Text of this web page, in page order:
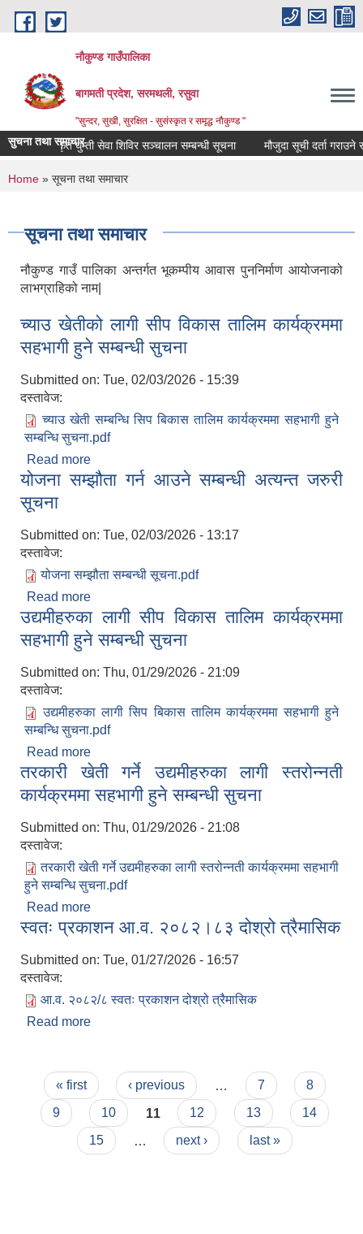
Skip to main content
नौकुण्ड गाउँपालिका
बागमती प्रदेश, सरमथली, रसुवा
"सुन्दर, सुखी, सुरक्षित - सुसंस्कृत र समृद्ध नौकुण्ड "
सुचना तथा समाचार
एकिकृत घुम्ती सेवा शिविर सञ्‍चालन सम्बन्धी सूचना मौजुदा सूची दर्ता गराउने
You are here
Home » सूचना तथा समाचार
सूचना तथा समाचार
नौकुण्ड गाउँ पालिका अन्तर्गत भूकम्पीय आवास पुननिर्माण आयोजनाको
लाभग्राहिको नाम|
च्याउ खेतीको लागी सीप विकास तालिम कार्यक्रममा
सहभागी हुने सम्बन्धी सुचना
Submitted on: Tue, 02/03/2026 - 15:39
दस्तावेज:
च्याउ खेती सम्बन्धि सिप बिकास तालिम कार्यक्रममा सहभागी हुने
सम्बन्धि सुचना.pdf
Read more
सहभागी हुने सम्बन्धी सुचना
योजना सम्झौता गर्न आउने सम्बन्धी अत्यन्त जरुरी
सूचना
Submitted on: Tue, 02/03/2026 - 13:17
दस्तावेज:
योजना सम्झौता सम्बन्धी सूचना.pdf
Read more
सूचना
उद्यमीहरुका लागी सीप विकास तालिम कार्यक्रममा
सहभागी हुने सम्बन्धी सुचना
Submitted on: Thu, 01/29/2026 - 21:09
दस्तावेज:
उद्यमीहरुका लागी सिप बिकास तालिम कार्यक्रममा सहभागी हुने
सम्बन्धि सुचना.pdf
Read more
सहभागी हुने सम्बन्धी सुचना
तरकारी खेती गर्ने उद्यमीहरुका लागी स्तरोन्नती
कार्यक्रममा सहभागी हुने सम्बन्धी सुचना
Submitted on: Thu, 01/29/2026 - 21:08
दस्तावेज:
तरकारी खेती गर्ने उद्यमीहरुका लागी स्तरोन्नती कार्यक्रममा सहभागी
हुने सम्बन्धि सुचना.pdf
Read more
कार्यक्रममा सहभागी हुने सम्बन्धी सुचना
स्वतः प्रकाशन आ.व. २०८२।८३ दोश्रो त्रैमासिक
Submitted on: Tue, 01/27/2026 - 16:57
दस्तावेज:
आ.व. २०८२/८ स्वतः प्रकाशन दोश्रो त्रैमासिक
Read more
Pages
« first ‹ previous 7
8
9
10 11 12 13
14
15
next › last »